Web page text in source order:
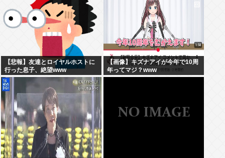
【悲報】友達とロイヤルホストに
行った息子、絶望www
【画像】キズナアイが今年で10周
年ってマジ？www